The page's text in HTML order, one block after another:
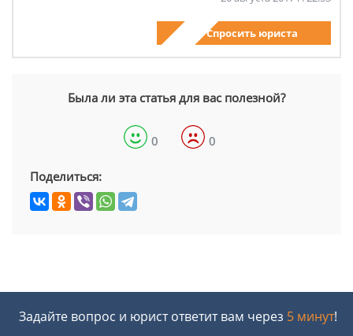
Спросить юриста
Была ли эта статья для вас полезной?
0 0
Поделиться:
Задайте вопрос и юрист ответит вам через 5 минут!